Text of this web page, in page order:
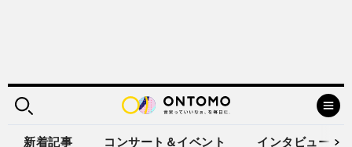
新着記事 コンサート＆イベント インタビュー